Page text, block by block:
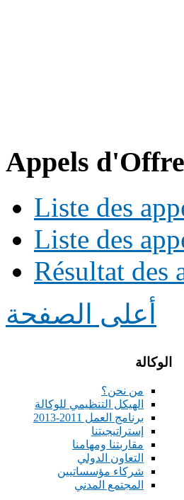
Appels
Liste des
Liste des
Résultat des
أعلى الصفحة
الوكالة
من نحن؟
الهيكل التنظيمي للوكالة
برنامج العمل 2011-2013
إستراتيجيتنا
مقاربتنا ومهامنا
التعاون الدولي
شركاء مؤسساتيين
المجتمع المدني